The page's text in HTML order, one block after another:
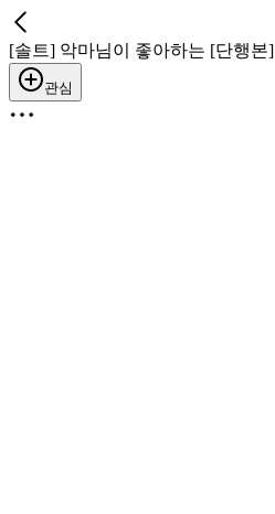
[솔트] 악마님이 좋아하는 [단행본]
관심